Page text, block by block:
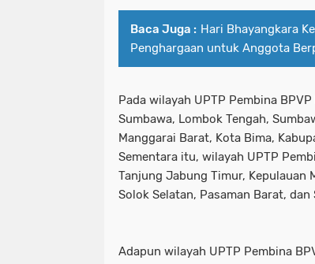
Baca Juga : Hari Bhayangkara
Penghargaan untuk Anggota
Pada wilayah UPTP Pembina
Sumbawa, Lombok Tengah,
Manggarai Barat, Kota Bima,
Sementara itu, wilayah UPTP
Tanjung Jabung Timur, Kepulauan
Solok Selatan, Pasaman Barat, dan
Adapun wilayah UPTP Pembina